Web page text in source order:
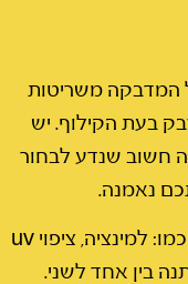
המדבקה משריטות
בעת הקילוף. יש
חשוב שנדע לבחור
נאמנה.
מגוון ציפויים להדפסות כמו: למינציה, ציפוי uv
בין אחד לשני.